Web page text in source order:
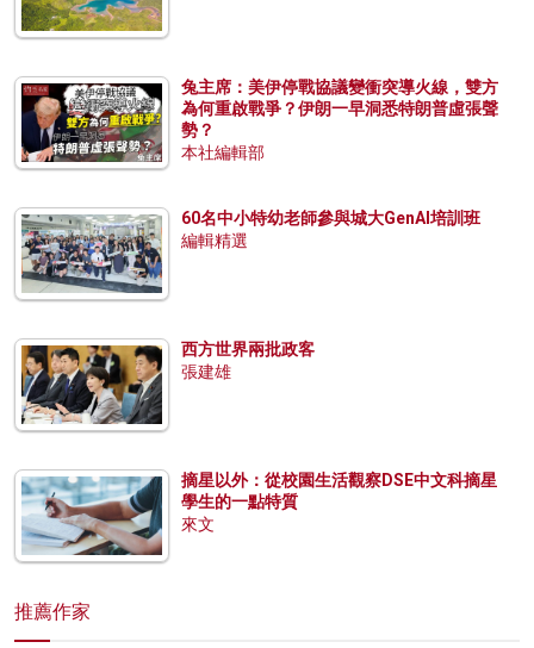
兔主席：美伊停戰協議變衝突導火線，雙方
為何重啟戰爭？伊朗一早洞悉特朗普虛張聲
勢？
本社編輯部
60名中小特幼老師參與城大GenAI培訓班
編輯精選
西方世界兩批政客
張建雄
摘星以外：從校園生活觀察DSE中文科摘星
學生的一點特質
來文
推薦作家